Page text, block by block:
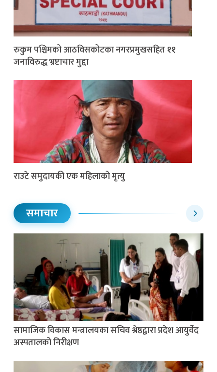
रुकुम पश्चिमको आठविसकोटका नगरप्रमुखसहित ११
जनाविरुद्ध भ्रष्टाचार मुद्दा
राउटे समुदायकी एक महिलाको मृत्यु
समाचार
सामाजिक विकास मन्त्रालयका सचिव श्रेष्ठद्वारा प्रदेश आयुर्वेद
अस्पतालको निरीक्षण